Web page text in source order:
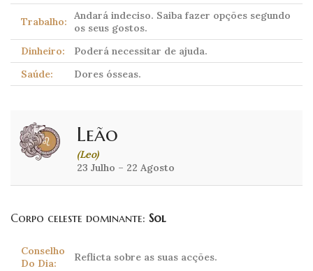
Trabalho:
Andará indeciso. Saiba fazer opções segundo
os seus gostos.
Dinheiro:
Poderá necessitar de ajuda.
Saúde:
Dores ósseas.
Leão
(Leo)
23 Julho – 22 Agosto
Corpo celeste dominante: Sol
Conselho
Do Dia:
Reflicta sobre as suas acções.